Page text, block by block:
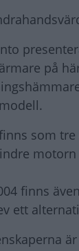
på
som
finns
ett